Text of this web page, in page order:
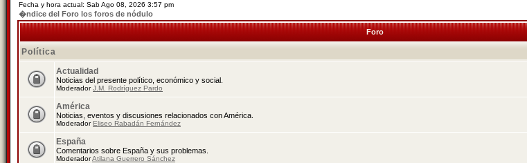
Fecha y hora actual: Sab Ago 08, 2026 3:57 pm
�ndice del Foro los foros de nódulo
Foro
Política
Actualidad
Noticias del presente político, económico y social.
ModeradorJ.M. Rodríguez Pardo
América
Noticias, eventos y discusiones relacionados con América.
ModeradorEliseo Rabadán Fernández
España
Comentarios sobre España y sus problemas.
ModeradorAtilana Guerrero Sánchez